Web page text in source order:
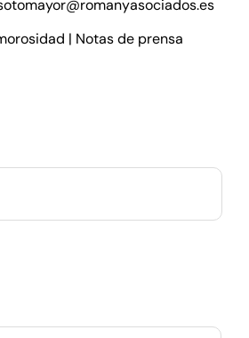
| Notas de prensa